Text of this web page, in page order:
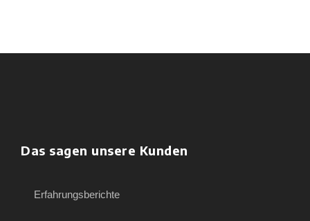
Das sagen unsere Kunden
Erfahrungsberichte